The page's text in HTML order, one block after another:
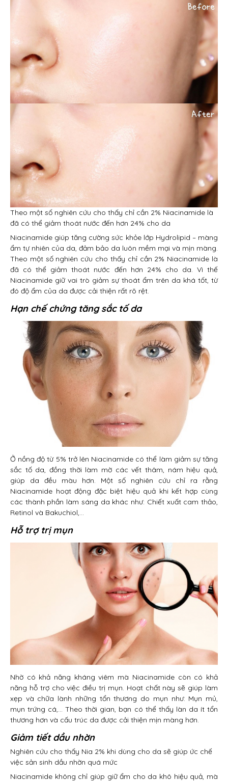
Theo một số nghiên cứu cho thấy chỉ cần 2% Niacinamide là
đã có thể giảm thoát nước đến hơn 24% cho da
Niacinamide giúp tăng cường sức khỏe lớp Hydrolipid – màng
ẩm tự nhiên của da, đảm bảo da luôn mềm mại và mịn màng.
Theo một số nghiên cứu cho thấy chỉ cần 2% Niacinamide là
đã có thể giảm thoát nước đến hơn 24% cho da. Vì thế
Niacinamide giữ vai trò giảm sự thoát ẩm trên da khá tốt, từ
đó độ ẩm của da được cải thiện rất rõ rệt.
Hạn chế chứng tăng sắc tố da
Ở nồng độ từ 5% trở lên Niacinamide có thể làm giảm sự tăng
sắc tố da, đồng thời làm mờ các vết thâm, nám hiệu quả,
giúp da đều màu hơn. Một số nghiên cứu chỉ ra rằng
Niacinamide hoạt động đặc biệt hiệu quả khi kết hợp cùng
các thành phần làm sáng da khác như: Chiết xuất cam thảo,
Retinol và Bakuchiol,…
Hỗ trợ trị mụn
Nhờ có khả năng kháng viêm mà Niacinamide còn có khả
năng hỗ trợ cho việc điều trị mụn. Hoạt chất này sẽ giúp làm
xẹp và chữa lành những tổn thương do mụn như: Mụn mủ,
mụn trứng cá,… Theo thời gian, bạn có thể thấy làn da ít tổn
thương hơn và cấu trúc da được cải thiện mịn màng hơn.
Giảm tiết dầu nhờn
Nghiên cứu cho thấy Nia 2% khi dùng cho da sẽ giúp ức chế
việc sản sinh dầu nhờn quá mức
Niacinamide không chỉ giúp giữ ẩm cho da khô hiệu quả, mà